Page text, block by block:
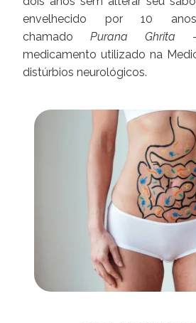
envelhecido por 10
chamado Purana Ghrita –
medicamento utilizado na
distúrbios neurológicos.